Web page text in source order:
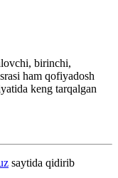
birinchi,
ham qofiyadosh
keng tarqalgan
saytida qidirib